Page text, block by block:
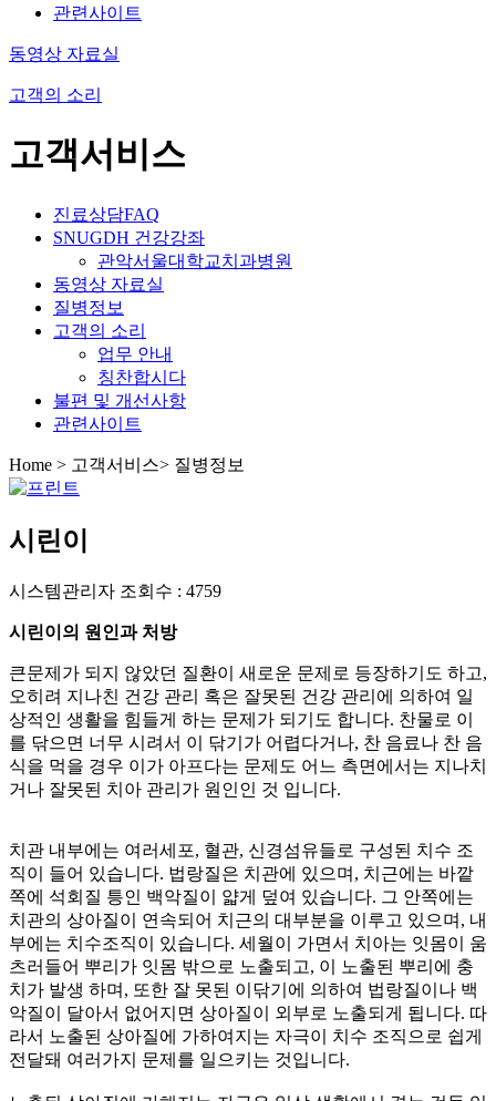
관련사이트
동영상 자료실
고객의 소리
고객서비스
진료상담FAQ
SNUGDH 건강강좌
관악서울대학교치과병원
동영상 자료실
질병정보
고객의 소리
업무 안내
칭찬합시다
불편 및 개선사항
관련사이트
Home > 고객서비스> 질병정보
시린이
시스템관리자 조회수 : 4759
시린이의 원인과 처방
큰문제가 되지 않았던 질환이 새로운 문제로 등장하기도 하고,
오히려 지나친 건강 관리 혹은 잘못된 건강 관리에 의하여 일
상적인 생활을 힘들게 하는 문제가 되기도 합니다. 찬물로 이
를 닦으면 너무 시려서 이 닦기가 어렵다거나, 찬 음료나 찬 음
식을 먹을 경우 이가 아프다는 문제도 어느 측면에서는 지나치
거나 잘못된 치아 관리가 원인인 것 입니다.
치관 내부에는 여러세포, 혈관, 신경섬유들로 구성된 치수 조
직이 들어 있습니다. 법랑질은 치관에 있으며, 치근에는 바깥
쪽에 석회질 틍인 백악질이 얇게 덮여 있습니다. 그 안쪽에는
치관의 상아질이 연속되어 치근의 대부분을 이루고 있으며, 내
부에는 치수조직이 있습니다. 세월이 가면서 치아는 잇몸이 움
츠러들어 뿌리가 잇몸 밖으로 노출되고, 이 노출된 뿌리에 충
치가 발생 하며, 또한 잘 못된 이닦기에 의하여 법랑질이나 백
악질이 달아서 없어지면 상아질이 외부로 노출되게 됩니다. 따
라서 노출된 상아질에 가하여지는 자극이 치수 조직으로 쉽게
전달돼 여러가지 문제를 일으키는 것입니다.